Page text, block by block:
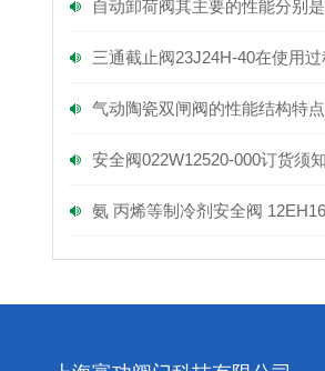
气动陶瓷双闸阀的性能结构特点